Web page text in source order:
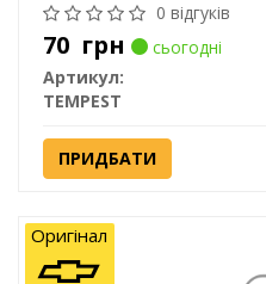
0 відгуків
70 грн
сьогодні
Артикул:
TEMPEST
ПРИДБАТИ
Оригінал